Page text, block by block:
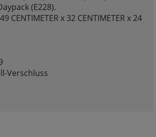
(E228).
CENTIMETER x 32 CENTIMETER x 24
Verschluss